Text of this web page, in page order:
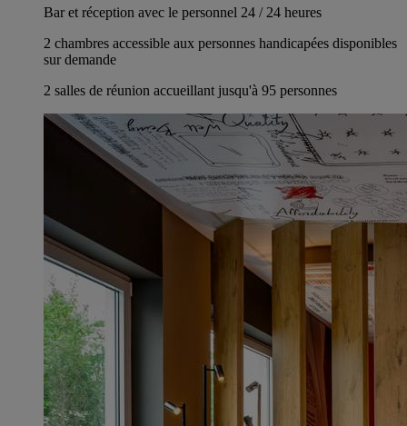
Bar et réception avec le personnel 24 / 24 heures
2 chambres accessible aux personnes handicapées disponibles
sur demande
2 salles de réunion accueillant jusqu'à 95 personnes